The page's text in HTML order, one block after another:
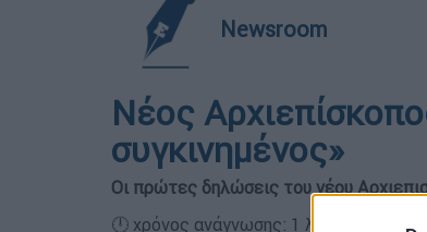
Newsroom
Νέος
συγκινημένος»
Οι πρώτες δηλώσεις του νέου
🕛 χρόνος ανάγνωσης: 1 λεπτό ┋